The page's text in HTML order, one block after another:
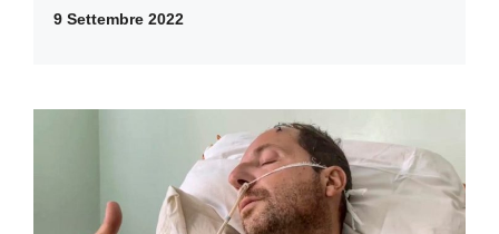
9 Settembre 2022